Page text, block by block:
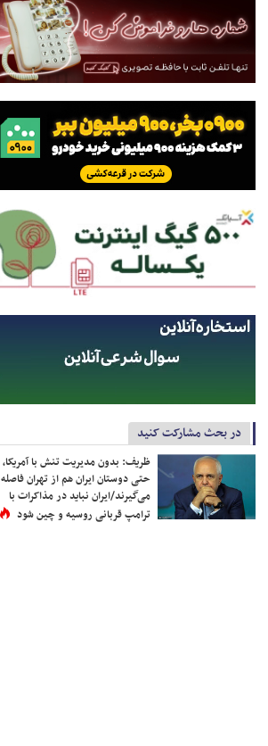
در بحث مشارکت کنید
ظریف: بدون مدیریت تنش با آمریکا،
حتی دوستان ایران هم از تهران فاصله
می‌گیرند/ایران نباید در مذاکرات با
ترامپ قربانی روسیه و چین شود